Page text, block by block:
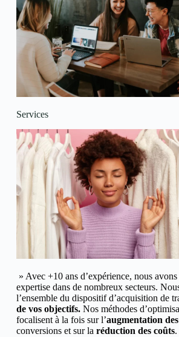
Services
» Avec +10 ans d’expérience, nous
expertise dans de nombreux secteurs.
l’ensemble du dispositif d’acquisition de
de vos objectifs.Nos méthodes
focalisent à la fois sur l’augmentation
conversions et sur la réduction des coûts.